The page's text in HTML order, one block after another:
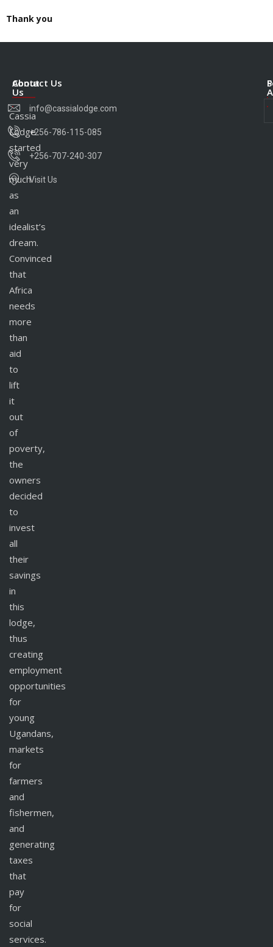
Thank you
About
Us
Cassia
Lodge
started
very
much
as
an
idealist’s
dream.
Convinced
that
Africa
needs
more
than
aid
to
lift
it
out
of
poverty,
the
owners
decided
to
invest
all
their
savings
in
this
lodge,
thus
creating
employment
opportunities
for
young
Ugandans,
markets
for
farmers
and
fishermen,
and
generating
taxes
that
pay
for
social
services.
Contact Us
info@cassialodge.com
+256-786-115-085
+256-707-240-307
Visit Us